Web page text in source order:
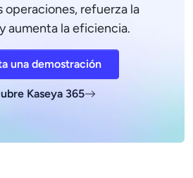
operaciones, refuerza la
aumenta la eficiencia.
una demostración
Kaseya 365